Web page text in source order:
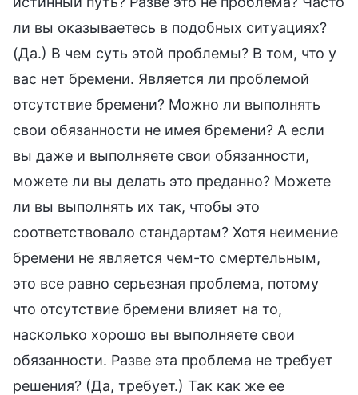
ли вы оказываетесь в подобных ситуациях?
(Да.) В чем суть этой проблемы? В том, что у
вас нет бремени. Является ли проблемой
отсутствие бремени? Можно ли выполнять
свои обязанности не имея бремени? А если
вы даже и выполняете свои обязанности,
можете ли вы делать это преданно? Можете
ли вы выполнять их так, чтобы это
соответствовало стандартам? Хотя неимение
бремени не является чем-то смертельным,
это все равно серьезная проблема, потому
что отсутствие бремени влияет на то,
насколько хорошо вы выполняете свои
обязанности. Разве эта проблема не требует
решения? (Да, требует.) Так как же ее